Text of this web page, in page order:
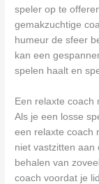
speler op te
gemakzuchtige
humeur de sfeer
kan een
spelen haalt en
Een relaxte coach
Als je een losse
een relaxte coach
niet vastzitten aan
behalen van
coach voordat je